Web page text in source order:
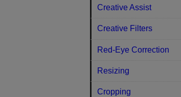
Creative Assist
Creative Filters
Red-Eye Correction
Resizing
Cropping